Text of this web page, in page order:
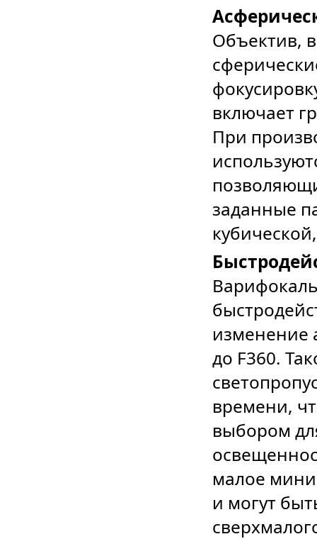
Объектив,
включает
При
заданные
изменение
до F360.
времени,
выбором
малое
и могут